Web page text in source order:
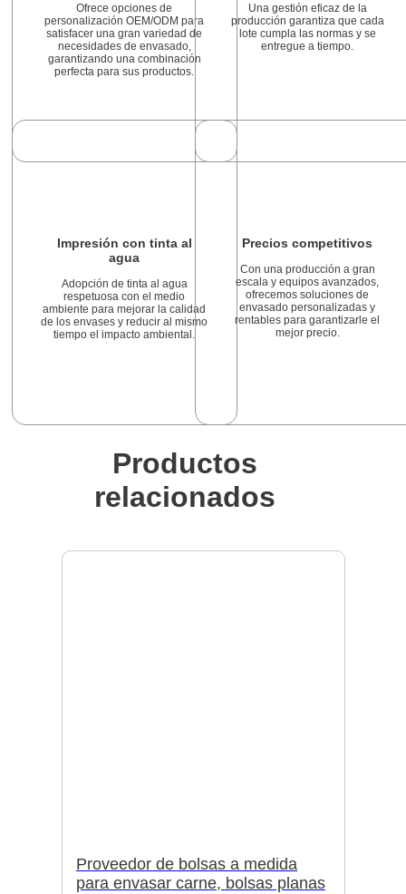
Ofrece opciones de
personalización OEM/ODM para
satisfacer una gran variedad de
necesidades de envasado,
garantizando una combinación
perfecta para sus productos.
Una gestión eficaz de la
producción garantiza que cada
lote cumpla las normas y se
entregue a tiempo.
Impresión con tinta al
agua
Adopción de tinta al agua
respetuosa con el medio
ambiente para mejorar la calidad
de los envases y reducir al mismo
tiempo el impacto ambiental.
Precios competitivos
Con una producción a gran
escala y equipos avanzados,
ofrecemos soluciones de
envasado personalizadas y
rentables para garantizarle el
mejor precio.
Productos
relacionados
Proveedor de bolsas a medida
para envasar carne, bolsas planas